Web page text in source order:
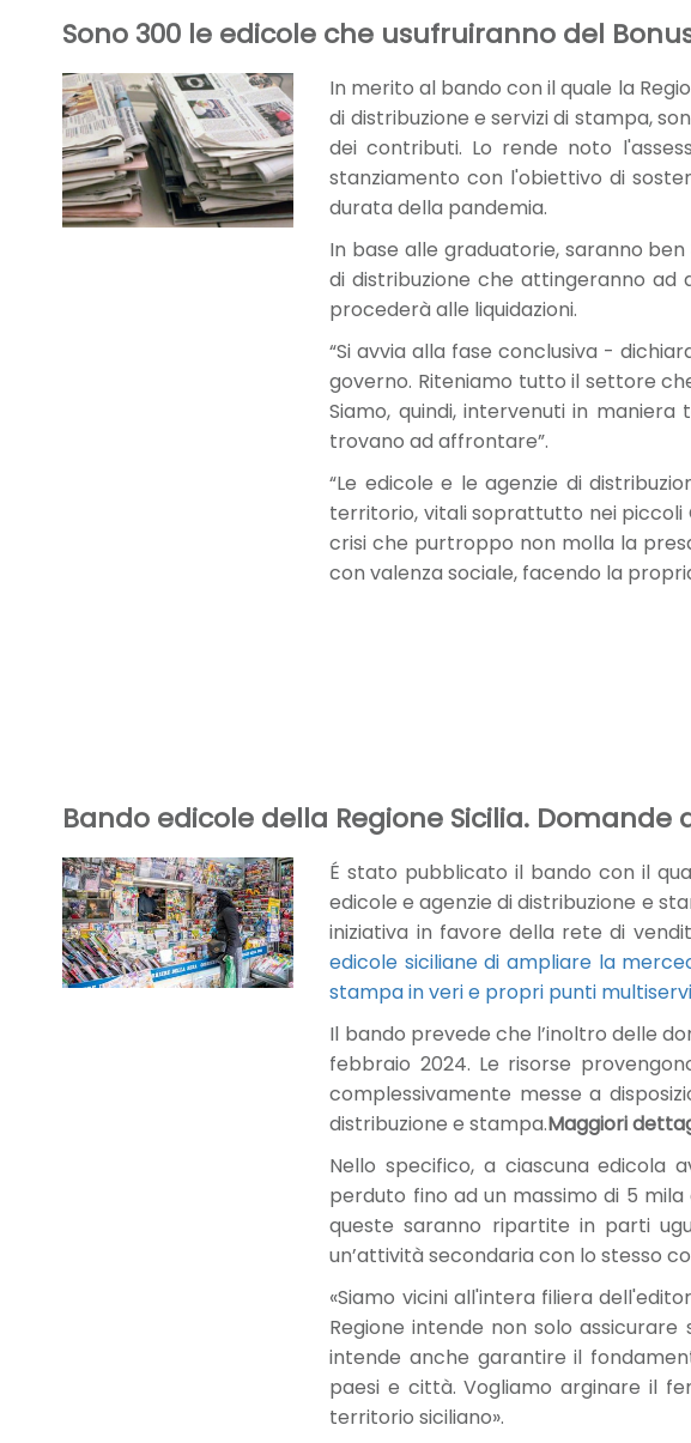
Sono 300 le edicole che usufruiranno del
In merito al bando con il quale la
di distribuzione e servizi di stampa,
dei contributi. Lo rende noto
stanziamento con l'obiettivo di
durata della pandemia.
In base alle graduatorie, saranno
di distribuzione che attingeranno ad
procederà alle liquidazioni.
“Si avvia alla fase conclusiva -
governo. Riteniamo tutto il settore
Siamo, quindi, intervenuti in
trovano ad affrontare”.
“Le edicole e le agenzie di
territorio, vitali soprattutto nei piccoli
crisi che purtroppo non molla la
con valenza sociale, facendo la
Bando edicole della Regione Sicilia.
É stato pubblicato il bando con il
edicole e agenzie di distribuzione e
iniziativa in favore della rete di
edicole siciliane di ampliare la
stampa in veri e propri punti
Il bando prevede che l’inoltro delle
febbraio 2024. Le risorse
complessivamente messe a
distribuzione e stampa.Maggiori
Nello specifico, a ciascuna edicola
perduto fino ad un massimo di 5
queste saranno ripartite in parti
un’attività secondaria con lo stesso
«Siamo vicini all'intera filiera
Regione intende non solo
intende anche garantire il
paesi e città. Vogliamo arginare il
territorio siciliano».